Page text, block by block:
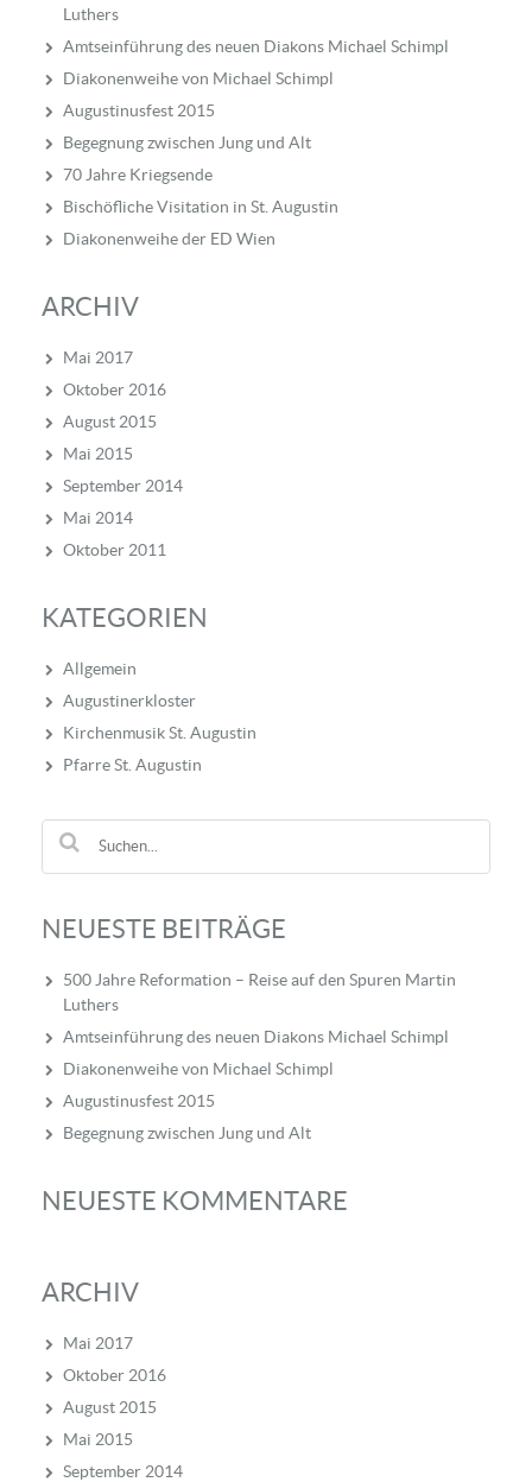
Luthers
Amtseinführung des neuen Diakons Michael Schimpl
Diakonenweihe von Michael Schimpl
Augustinusfest 2015
Begegnung zwischen Jung und Alt
70 Jahre Kriegsende
Bischöfliche Visitation in St. Augustin
Diakonenweihe der ED Wien
ARCHIV
Mai 2017
Oktober 2016
August 2015
Mai 2015
September 2014
Mai 2014
Oktober 2011
KATEGORIEN
Allgemein
Augustinerkloster
Kirchenmusik St. Augustin
Pfarre St. Augustin
NEUESTE BEITRÄGE
500 Jahre Reformation – Reise auf den Spuren Martin
Luthers
Amtseinführung des neuen Diakons Michael Schimpl
Diakonenweihe von Michael Schimpl
Augustinusfest 2015
Begegnung zwischen Jung und Alt
NEUESTE KOMMENTARE
ARCHIV
Mai 2017
Oktober 2016
August 2015
Mai 2015
September 2014